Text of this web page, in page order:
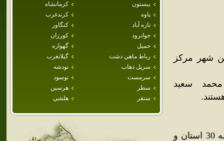
بيستون
كرمانشاه
پاوه
كرندغرب
تازه آباد
كنگاور
جوانرود
كورزان
حميل
گهواره
رباط ماهي دشت
گيلانغرب
سرپل ذهاب
نودشه
سرمست
نوسود
سطر
هرسين
سنقر
هلشي
شهر مرکز
سعيد
تنها کارخانه توپ دست‌دوز ايران در شهر روانسر مستقر است که به 30 استان و